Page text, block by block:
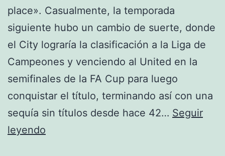
place». Casualmente, la temporada
siguiente hubo un cambio de suerte, donde
el City lograría la clasificación a la Liga de
Campeones y venciendo al United en la
semifinales de la FA Cup para luego
conquistar el título, terminando así con una
sequía sin títulos desde hace 42… Seguir
leyendo